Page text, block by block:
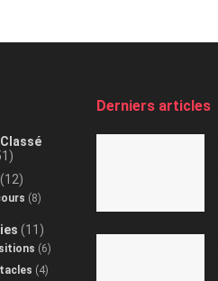
(12)
(8)
(11)
(6)
(4)
Derniers articles